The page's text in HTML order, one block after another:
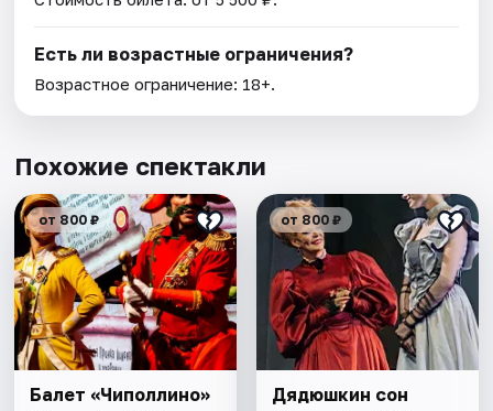
Есть ли возрастные ограничения?
Возрастное ограничение: 18+.
Похожие спектакли
от 800 ₽
Балет «Чиполлино»
от 800 ₽
Дядюшкин сон